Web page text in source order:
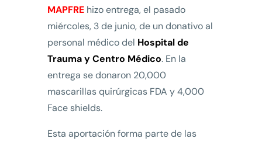
MAPFRE hizo entrega, el pasado
miércoles, 3 de junio, de un donativo al
personal médico del Hospital de
Trauma y Centro Médico. En la
entrega se donaron 20,000
mascarillas quirúrgicas FDA y 4,000
Face shields.
Esta aportación forma parte de las